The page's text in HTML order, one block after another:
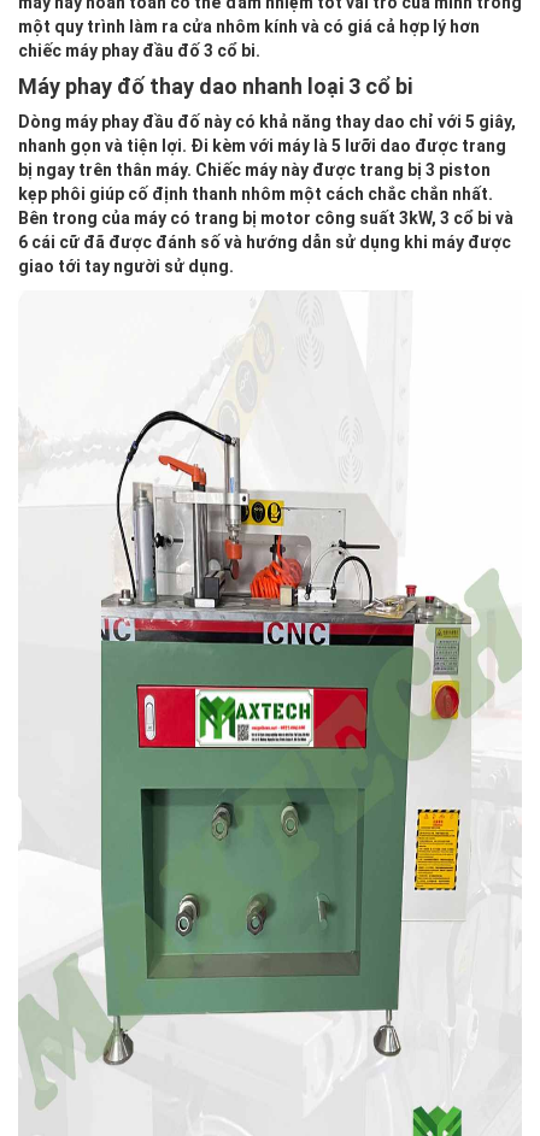
một quy trình làm ra cửa nhôm kính và có giá cả hợp lý hơn
chiếc máy phay đầu đố 3 cổ bi.
Máy phay đố thay dao nhanh loại 3 cổ bi
Dòng máy phay đầu đố này có khả năng thay dao chỉ với 5 giây,
nhanh gọn và tiện lợi. Đi kèm với máy là 5 lưỡi dao được trang
bị ngay trên thân máy. Chiếc máy này được trang bị 3 piston
kẹp phôi giúp cố định thanh nhôm một cách chắc chắn nhất.
Bên trong của máy có trang bị motor công suất 3kW, 3 cổ bi và
6 cái cữ đã được đánh số và hướng dẫn sử dụng khi máy được
giao tới tay người sử dụng.